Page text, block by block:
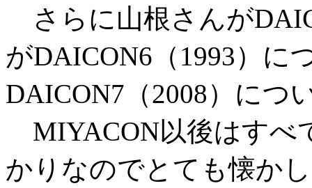
さらに山根さんが
がDAICON6（1993）に
DAICON7（2008）につ
MIYACON以後はすべ
かりなのでとても懐か